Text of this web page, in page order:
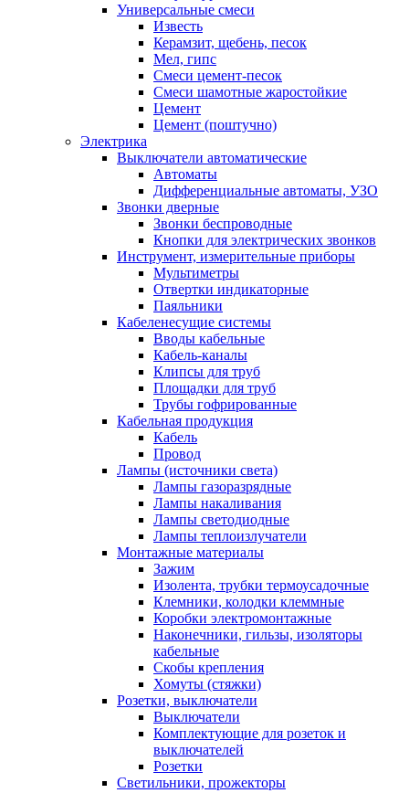
Универсальные смеси
Известь
Керамзит, щебень, песок
Мел, гипс
Смеси цемент-песок
Смеси шамотные жаростойкие
Цемент
Цемент (поштучно)
Электрика
Выключатели автоматические
Автоматы
Дифференциальные автоматы, УЗО
Звонки дверные
Звонки беспроводные
Кнопки для электрических звонков
Инструмент, измерительные приборы
Мультиметры
Отвертки индикаторные
Паяльники
Кабеленесущие системы
Вводы кабельные
Кабель-каналы
Клипсы для труб
Площадки для труб
Трубы гофрированные
Кабельная продукция
Кабель
Провод
Лампы (источники света)
Лампы газоразрядные
Лампы накаливания
Лампы светодиодные
Лампы теплоизлучатели
Монтажные материалы
Зажим
Изолента, трубки термоусадочные
Клемники, колодки клеммные
Коробки электромонтажные
Наконечники, гильзы, изоляторы
кабельные
Скобы крепления
Хомуты (стяжки)
Розетки, выключатели
Выключатели
Комплектующие для розеток и
выключателей
Розетки
Светильники, прожекторы